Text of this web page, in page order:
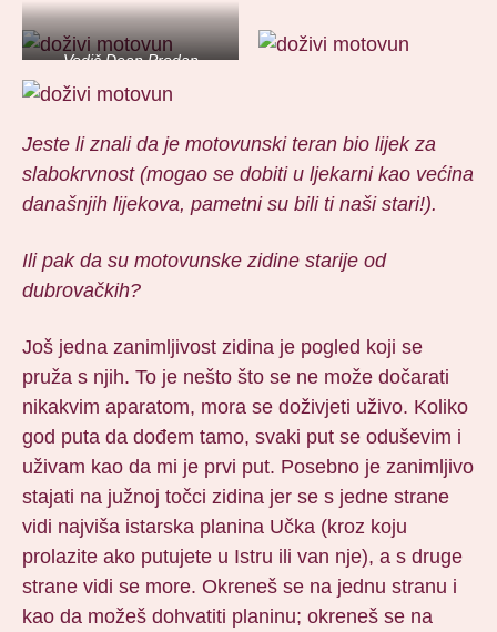
Vodič Dean Prodan
Jeste li znali da je motovunski teran bio lijek za
slabokrvnost (mogao se dobiti u ljekarni kao većina
današnjih lijekova, pametni su bili ti naši stari!).
Ili pak da su motovunske zidine starije od
dubrovačkih?
Još jedna zanimljivost zidina je pogled koji se
pruža s njih. To je nešto što se ne može dočarati
nikakvim aparatom, mora se doživjeti uživo. Koliko
god puta da dođem tamo, svaki put se oduševim i
uživam kao da mi je prvi put. Posebno je zanimljivo
stajati na južnoj točci zidina jer se s jedne strane
vidi najviša istarska planina Učka (kroz koju
prolazite ako putujete u Istru ili van nje), a s druge
strane vidi se more. Okreneš se na jednu stranu i
kao da možeš dohvatiti planinu; okreneš se na